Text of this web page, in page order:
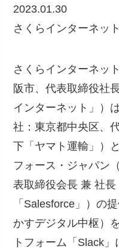
2023.01.30
さくらインターネッ
さくらインターネッ
阪市、代表取締役社
インターネット」）
社：東京都中央区、
下「ヤマト運輸」）
フォース・ジャパン
表取締役会長 兼 社
「Salesforce」）の
かすデジタル中枢）
トフォーム「Slack